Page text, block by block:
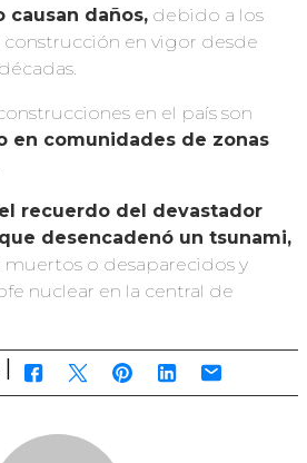
causan daños, debido a los
en vigor desde
en el país son
en comunidades de zonas
el recuerdo del devastador
desencadenó un tsunami,
muertos o desaparecidos y
nuclear en la central de